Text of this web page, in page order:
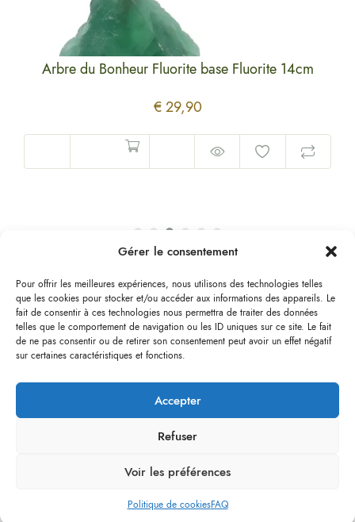
Gérer le consentement
Pour offrir les meilleures expériences, nous utilisons des technologies telles
que les cookies pour stocker et/ou accéder aux informations des appareils. Le
fait de consentir à ces technologies nous permettra de traiter des données
telles que le comportement de navigation ou les ID uniques sur ce site. Le fait
de ne pas consentir ou de retirer son consentement peut avoir un effet négatif
sur certaines caractéristiques et fonctions.
Accepter
Refuser
Voir les préférences
Politique de cookiesFAQ
Arbre du Bonheur Fluorite base Fluorite 14cm
€29,90
☎+32 471 35 76 42
✉contact@les-secrets-de-lame.be
Rue de Gand 22 A